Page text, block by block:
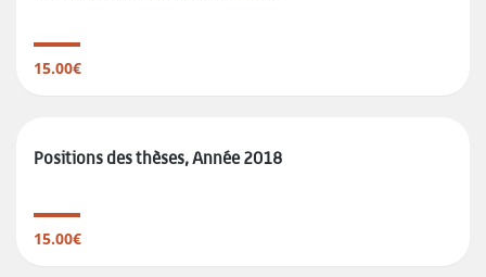
15.00€
Positions des thèses, Année 2018
15.00€